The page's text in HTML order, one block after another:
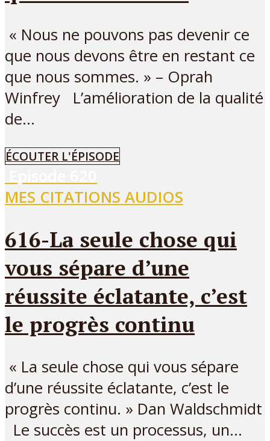
« Nous ne pouvons pas devenir ce
que nous devons être en restant ce
que nous sommes. » – Oprah
Winfrey L’amélioration de la qualité
de...
ÉCOUTER L'ÉPISODE
MES CITATIONS AUDIOS
616-La seule chose qui
vous sépare d’une
réussite éclatante, c’est
le progrès continu
« La seule chose qui vous sépare
d’une réussite éclatante, c’est le
progrès continu. » Dan Waldschmidt
Le succès est un processus, un...